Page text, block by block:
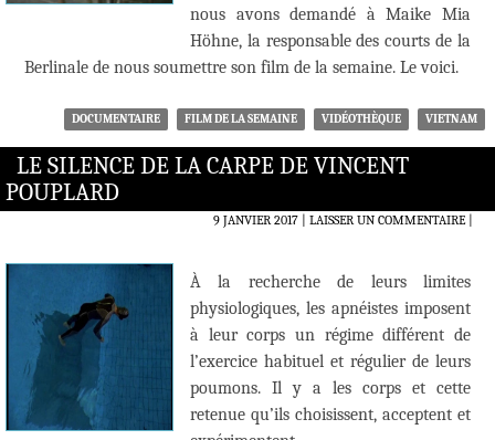
nous avons demandé à Maike Mia
Höhne, la responsable des courts de la
Berlinale de nous soumettre son film de la semaine. Le voici.
DOCUMENTAIRE FILM DE LA SEMAINE VIDÉOTHÈQUE VIETNAM
LE SILENCE DE LA CARPE DE VINCENT
POUPLARD
9 JANVIER 2017 LAISSER UN COMMENTAIRE|
À la recherche de leurs limites
physiologiques, les apnéistes imposent
à leur corps un régime différent de
l’exercice habituel et régulier de leurs
poumons. Il y a les corps et cette
retenue qu’ils choisissent, acceptent et